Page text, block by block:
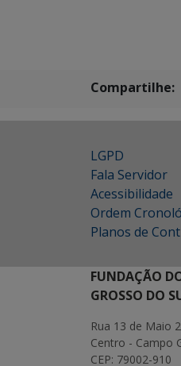
Compartilhe:
LGPD
Fala Servidor
Acessibilidade
Ordem
Planos de
FUNDAÇÃO
GROSSO DO
Rua 13 de Maio
Centro - Campo
CEP: 79002-910